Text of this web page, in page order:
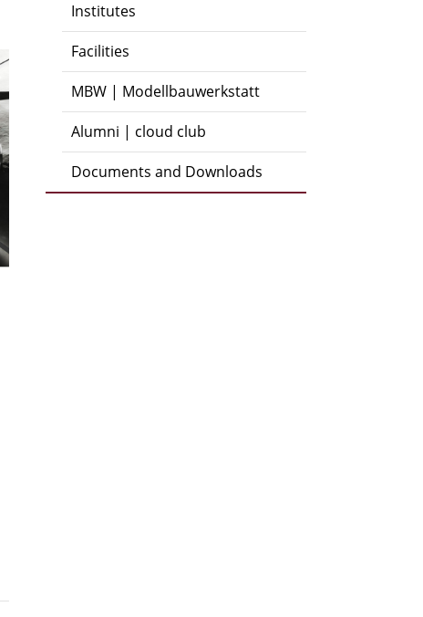
Institutes
Facilities
MBW | Modellbauwerkstatt
Alumni | cloud club
Documents and Downloads